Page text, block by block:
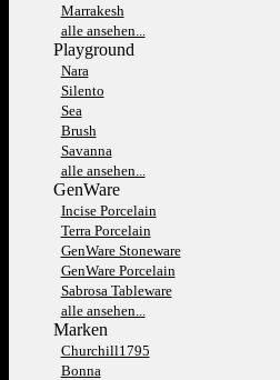
Marrakesh
alle ansehen...
Playground
Nara
Silento
Sea
Brush
Savanna
alle ansehen...
GenWare
Incise Porcelain
Terra Porcelain
GenWare Stoneware
GenWare Porcelain
Sabrosa Tableware
alle ansehen...
Marken
Churchill1795
Bonna